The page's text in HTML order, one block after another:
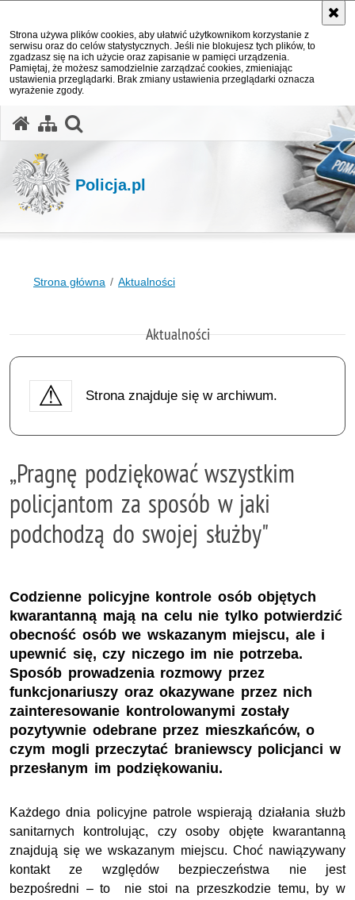
Strona używa plików cookies, aby ułatwić użytkownikom korzystanie z
serwisu oraz do celów statystycznych. Jeśli nie blokujesz tych plików, to
zgadzasz się na ich użycie oraz zapisanie w pamięci urządzenia.
Pamiętaj, że możesz samodzielnie zarządzać cookies, zmieniając
ustawienia przeglądarki. Brak zmiany ustawienia przeglądarki oznacza
wyrażenie zgody.
Policja.pl
Strona główna Aktualności
Aktualności
Strona znajduje się w archiwum.
„Pragnę podziękować wszystkim
policjantom za sposób w jaki
podchodzą do swojej służby"
Codzienne policyjne kontrole osób objętych
kwarantanną mają na celu nie tylko potwierdzić
obecność osób we wskazanym miejscu, ale i
upewnić się, czy niczego im nie potrzeba.
Sposób prowadzenia rozmowy przez
funkcjonariuszy oraz okazywane przez nich
zainteresowanie kontrolowanymi zostały
pozytywnie odebrane przez mieszkańców, o
czym mogli przeczytać braniewscy policjanci w
przesłanym im podziękowaniu.
Każdego dnia policyjne patrole wspierają działania służb
sanitarnych kontrolując, czy osoby objęte kwarantanną
znajdują się we wskazanym miejscu. Choć nawiązywany
kontakt ze względów bezpieczeństwa nie jest
bezpośredni – to nie stoi na przeszkodzie temu, by w